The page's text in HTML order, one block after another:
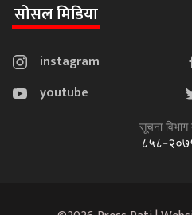
सोसल मिडिया
instagram
youtube
सूचना विभाग
८५८-